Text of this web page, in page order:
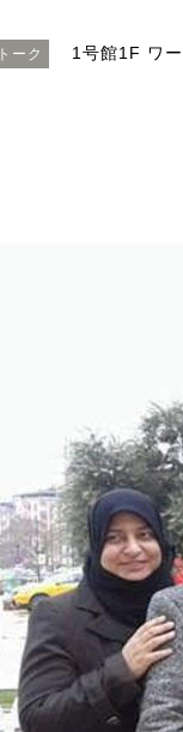
トーク 1号館1F ワ